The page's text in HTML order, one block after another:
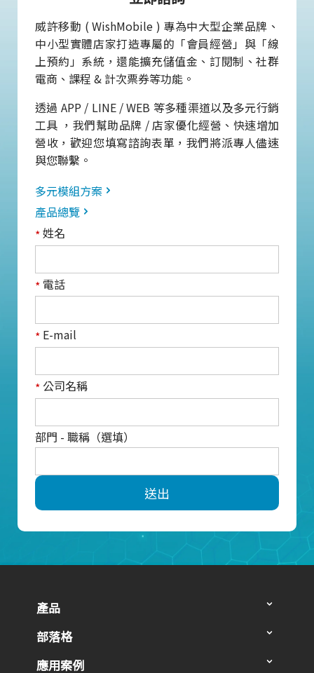
威許移動 ( WishMobile ) 專為中大型企業品牌、
中小型實體店家打造專屬的「會員經營」與「線
上預約」系統，還能擴充儲值金、訂閱制、社群
電商、課程 & 計次票券等功能。
透過 APP / LINE / WEB 等多種渠道以及多元行銷
工具 ，我們幫助品牌 / 店家優化經營、快速增加
營收，歡迎您填寫諮詢表單，我們將派專人儘速
與您聯繫。
多元模組方案
產品總覽
*姓名
* 電話
* E-mail
* 公司名稱
部門 - 職稱（選填）
送出
產品
部落格
應用案例